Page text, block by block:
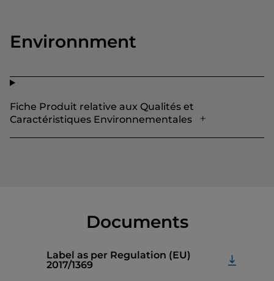
Environnment
Fiche Produit relative aux Qualités et
Caractéristiques Environnementales
Documents
Label as per Regulation (EU)
2017/1369